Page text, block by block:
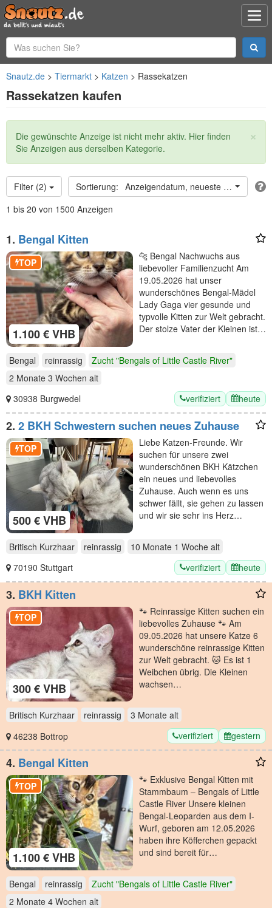
Snautz.de Tiermarkt Katzen Rassekatzen
Rassekatzen kaufen
×
Statusmeldung
Die gewünschte Anzeige ist nicht mehr aktiv. Hier finden
Sie Anzeigen aus derselben Kategorie.
Filter (2)
Anzeigendatum, neueste oben
1 bis 20 von 1500 Anzeigen
1. Bengal Kitten
1.100 € VHB
TOP
🐆 Bengal Nachwuchs aus
liebevoller Familienzucht Am
19.05.2026 hat unser
wunderschönes Bengal-Mädel
Lady Gaga vier gesunde und
typvolle Kitten zur Welt gebracht.
Der stolze Vater der Kleinen ist…
Bengal reinrassig
Zucht "Bengals of Little Castle River"
2 Monate 3 Wochen alt
30938 Burgwedel
verifiziert heute
2. 2 BKH Schwestern suchen neues Zuhause
500 € VHB
TOP
Liebe Katzen-Freunde. Wir
suchen für unsere zwei
wunderschönen BKH Kätzchen
ein neues und liebevolles
Zuhause. Auch wenn es uns
schwer fällt, sie gehen zu lassen
und wir sie sehr ins Herz…
Britisch Kurzhaar reinrassig 10 Monate 1 Woche alt
70190 Stuttgart
verifiziert heute
3. BKH Kitten
300 € VHB
TOP
🐾 Reinrassige Kitten suchen ein
liebevolles Zuhause 🐾 Am
09.05.2026 hat unsere Katze 6
wunderschöne reinrassige Kitten
zur Welt gebracht. 🐱 Es ist 1
Weibchen übrig. Die Kleinen
wachsen…
Britisch Kurzhaar reinrassig 3 Monate alt
46238 Bottrop
verifiziert gestern
4. Bengal Kitten
1.100 € VHB
TOP
🐾 Exklusive Bengal Kitten mit
Stammbaum – Bengals of Little
Castle River Unsere kleinen
Bengal-Leoparden aus dem I-
Wurf, geboren am 12.05.2026
haben ihre Köfferchen gepackt
und sind bereit für…
Bengal reinrassig
Zucht "Bengals of Little Castle River"
2 Monate 4 Wochen alt